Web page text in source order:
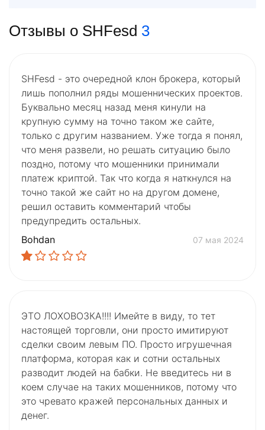
Отзывы о SHFesd 3
SHFesd - это очередной клон брокера, который
лишь пополнил ряды мошеннических проектов.
Буквально месяц назад меня кинули на
крупную сумму на точно таком же сайте,
только с другим названием. Уже тогда я понял,
что меня развели, но решать ситуацию было
поздно, потому что мошенники принимали
платеж криптой. Так что когда я наткнулся на
точно такой же сайт но на другом домене,
решил оставить комментарий чтобы
предупредить остальных.
Bohdan
07 мая 2024
ЭТО ЛОХОВОЗКА!!!! Имейте в виду, то тет
настоящей торговли, они просто имитируют
сделки своим левым ПО. Просто игрушечная
платформа, которая как и сотни остальных
разводит людей на бабки. Не введитесь ни в
коем случае на таких мошенников, потому что
это чревато кражей персональных данных и
денег.